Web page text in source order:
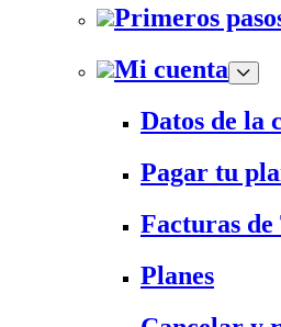
Primeros
Mi cuenta
Datos de la
Pagar tu
Facturas
Planes